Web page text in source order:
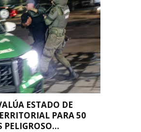
ESTADO DE
PARA 50
PELIGROSO...